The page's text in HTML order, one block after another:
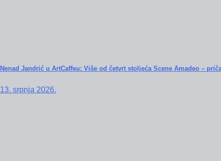
Nenad Jandrić u ArtCaffeu: Više od četvrt stoljeća Scene Amadeo –
13. srpnja 2026.